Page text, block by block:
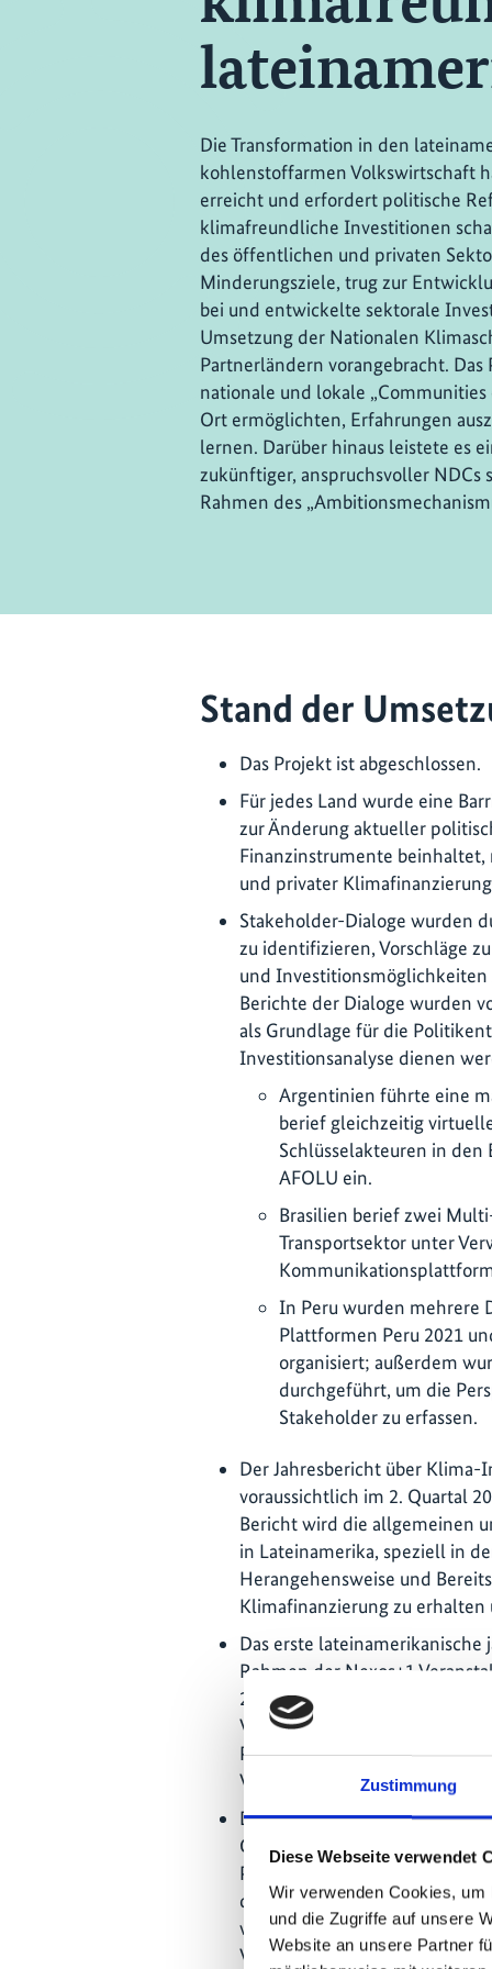
Zustimmung
Diese Webseite verwendet
Wir verwenden Cookies,
und die Zugriffe auf unsere
Website an unsere Partner
Die Transformation in den
kohlenstoffarmen Volkswirtschaft
erreicht und erfordert politische
klimafreundliche Investitionen
des öffentlichen und privaten
Minderungsziele, trug zur
bei und entwickelte sektorale
Umsetzung der Nationalen
Partnerländern vorangebracht.
nationale und lokale
Ort ermöglichten, Erfahrungen
lernen. Darüber hinaus leistete es
zukünftiger, anspruchsvoller NDCs
Rahmen des
Stand der
Das Projekt ist abgeschlossen.
Für jedes Land wurde eine
zur Änderung aktueller
Finanzinstrumente
und privater
Stakeholder-Dialoge wurden
zu identifizieren, Vorschläge
und
Berichte der Dialoge wurden
als Grundlage für die
Investitionsanalyse dienen
Argentinien führte eine
berief gleichzeitig
Schlüsselakteuren in den
AFOLU ein.
Brasilien berief zwei
Transportsektor unter
In Peru wurden mehrere
Plattformen Peru 2021
organisiert; außerdem
durchgeführt, um die
Stakeholder zu erfassen.
Der Jahresbericht über
voraussichtlich im 2. Quartal
Bericht wird die allgemeinen
in Lateinamerika, speziell in
Herangehensweise und
Klimafinanzierung zu erhalten
Das erste
Rahmen der Nexos+1
2021 statt. Insgesamt hatten
Veranstaltung angemeldet, von
Privatunternehmen
Veranstaltung 86.555 Personen
Die Latin American
Climate (CoP) wurde während
Projekts ins Leben gerufen.
dem konkrete und
werden, um die Finanzierung
Volkswirtschaften in LA zu